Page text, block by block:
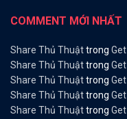
COMMENT MỚI NHẤT
Share Thủ Thuậttrong
Share Thủ Thuậttrong
Share Thủ Thuậttrong
Share Thủ Thuậttrong
Share Thủ Thuậttrong